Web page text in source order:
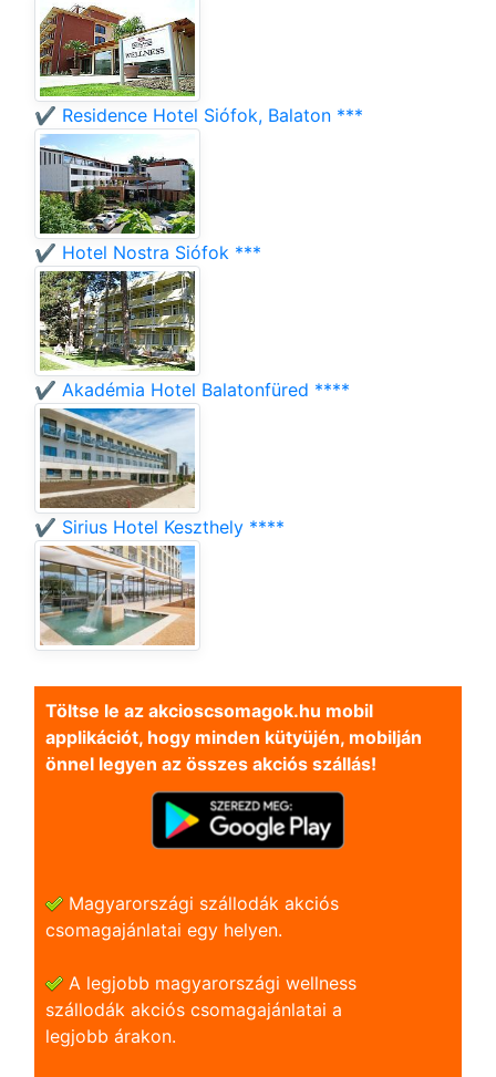
✔️ Residence Hotel Siófok, Balaton ***
✔️ Hotel Nostra Siófok ***
✔️ Akadémia Hotel Balatonfüred ****
✔️ Sirius Hotel Keszthely ****
Töltse le az akcioscsomagok.hu mobil
applikációt, hogy minden kütyüjén, mobilján
önnel legyen az összes akciós szállás!
Magyarországi szállodák akciós
csomagajánlatai egy helyen.
A legjobb magyarországi wellness
szállodák akciós csomagajánlatai a
legjobb árakon.